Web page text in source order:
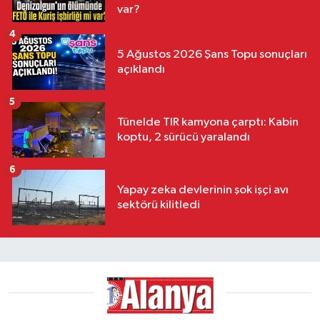
var?
5 Ağustos 2026 Şans Topu sonuçları
açıklandı
4
Tünelde TIR kamyona çarptı: Kabin
koptu, 2 sürücü yaralandı
5
Yapay zeka devlerinin şok işçi avı
sektörü kilitledi
6